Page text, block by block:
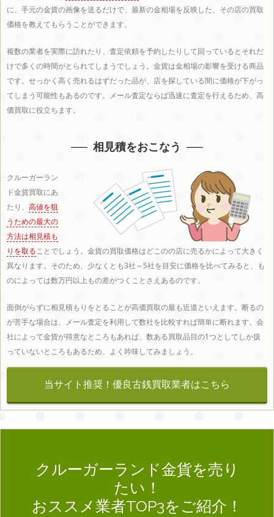
近畿エリア
大阪 兵庫 京都 滋賀 奈良
和歌
山県
中国エリア
県 県 県 県 県
に、手元の金貨の画像を送るだけで、最新の金相場を反映した、その店の買取
価格を教えてもらうことができます。
複数の業者を実際に訪れたり、査定依頼を予約したりして回っているとそれだ
けで多くの時間がとられてしまうでしょう。金貨は金相場の影響を受ける商品
です。せっかく高く売れるはずだった品が、店を探している間に価格が下がっ
てしまう可能性もあるのです。メール査定ならば迅速に査定を行えるため、高
価買取に役立ちます。
相見積をおこなう
クルーガーラン
ド金貨買取にあ
たり、 高値を狙
うための最大の
方法は相見積も
りを取ることでしょう。金貨の買取価格はどこのの店に売るかによって大きく
異なります。そのため、少なくとも3社～5社を目安に価格を比べてみると、も
のによっては数万円以上もの差がつくことさえあるのです。
面倒がらずに相見積もりをとることが高価買取の最も近道といえます。断るの
が苦手な場合は、メール査定を利用して数社を比較すれば簡単に断れます。会
社によって金貨が得意なところもあれば、数ある買取品目の1つとしてしか扱
っていないところもあるため、よく吟味してみましょう。
当サイト推奨！優良古銭買取業者はこちら
クルーガーランド金貨を売り
たい！
おススメ業者TOP3をご紹介！